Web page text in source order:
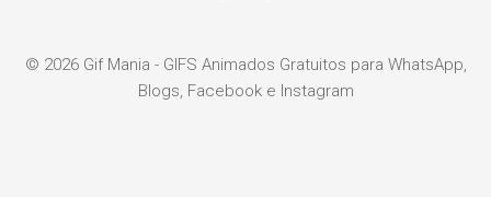
© 2026 Gif Mania - GIFS Animados Gratuitos para WhatsApp,
Blogs, Facebook e Instagram